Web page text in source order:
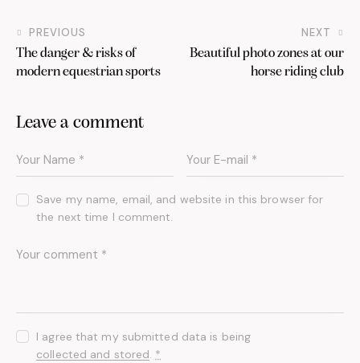
PREVIOUS
The danger & risks of
modern equestrian sports
NEXT
Beautiful photo zones at our
horse riding club
Leave a comment
Save my name, email, and website in this browser for
the next time I comment.
I agree that my submitted data is being
collected and stored. *